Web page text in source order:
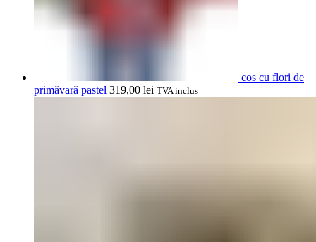
cos cu flori de
primăvară pastel 319,00 lei TVA inclus